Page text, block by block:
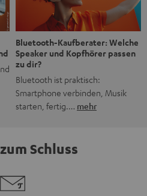
Bluetooth-Kaufberater: Welche
Speaker und Kopfhörer passen
zu dir?
Bluetooth ist praktisch:
Smartphone verbinden, Musik
starten, fertig.… mehr
Schluss